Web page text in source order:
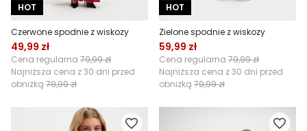
HOT
Czerwone spodnie z wiskozy
49,99 zł
Cena regularna 79,99 zł
Najniższa cena z 30 dni przed
obniżką 79,99 zł
HOT
Zielone spodnie z wiskozy
59,99 zł
Cena regularna 79,99 zł
Najniższa cena z 30 dni przed
obniżką 79,99 zł